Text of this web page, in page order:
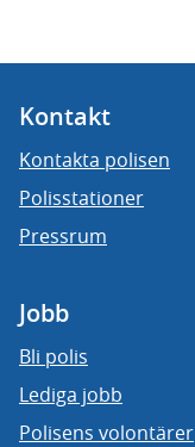
Kontakt
Kontakta polisen
Polisstationer
Pressrum
Jobb
Bli polis
Lediga jobb
Polisens volontärer